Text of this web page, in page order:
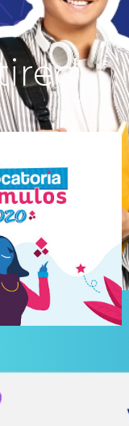
de Música en
Mayo 2020